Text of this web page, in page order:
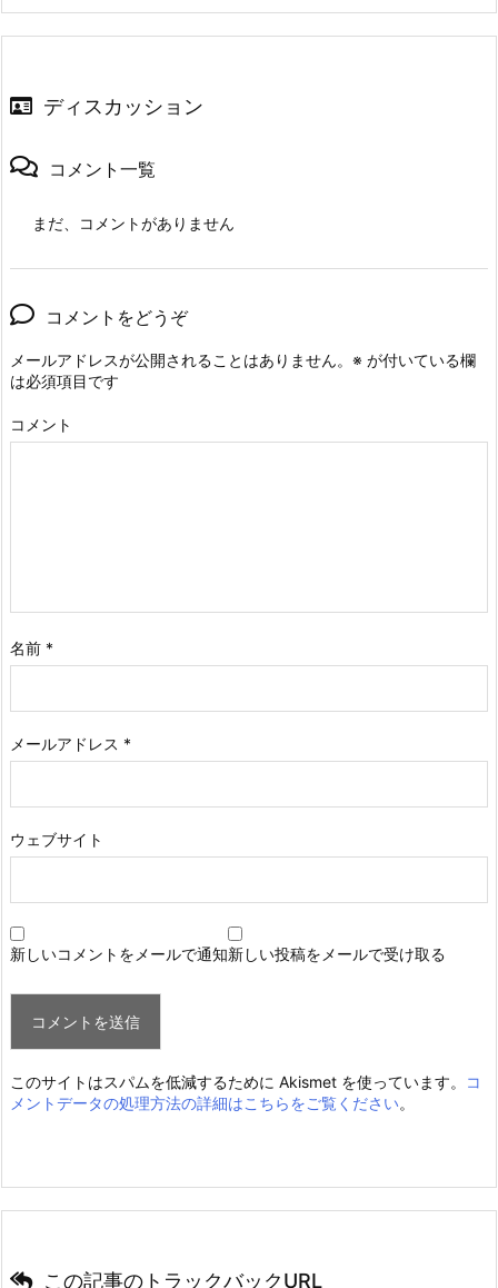
ディスカッション
コメント一覧
まだ、コメントがありません
コメントをどうぞ
メールアドレスが公開されることはありません。 ※ が付いている欄
は必須項目です
コメント
名前 *
メールアドレス *
ウェブサイト
新しいコメントをメールで通知新しい投稿をメールで受け取る
このサイトはスパムを低減するために Akismet を使っています。
コ
メントデータの処理方法の詳細はこちらをご覧ください。
この記事のトラックバックURL